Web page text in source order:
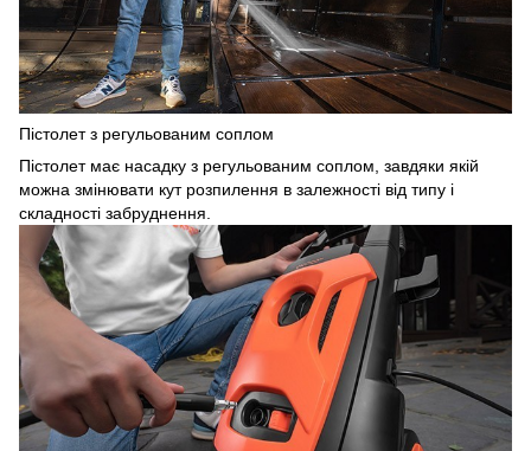
Пістолет з регульованим соплом
Пістолет має насадку з регульованим соплом, завдяки якій
можна змінювати кут розпилення в залежності від типу і
складності забруднення.